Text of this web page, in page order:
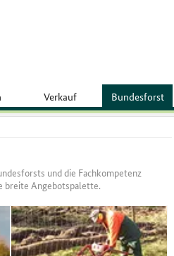
Verkauf Bundesforst
und die Fachkompetenz
breite Angebotspalette.